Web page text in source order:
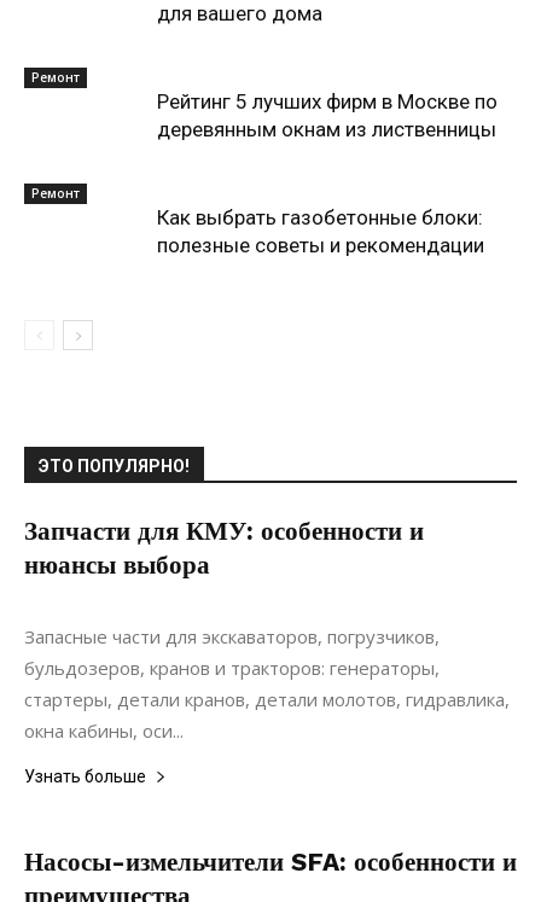
для вашего дома
Ремонт
Рейтинг 5 лучших фирм в Москве по
деревянным окнам из лиственницы
Ремонт
Как выбрать газобетонные блоки:
полезные советы и рекомендации
ЭТО ПОПУЛЯРНО!
Запчасти для КМУ: особенности и
нюансы выбора
29.11.2020
Запасные части для экскаваторов, погрузчиков,
бульдозеров, кранов и тракторов: генераторы,
стартеры, детали кранов, детали молотов, гидравлика,
окна кабины, оси...
Узнать больше
Насосы-измельчители SFA: особенности и
преимущества